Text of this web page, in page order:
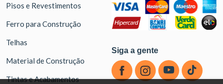
Pisos e Revestimentos
Ferro para Construção
Telhas
Material de Construção
Tintas e Acabamentos
Siga a gente